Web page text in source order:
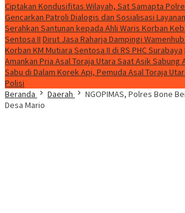
Ciptakan Kondusifitas Wilayah, Sat Samapta
Gencarkan Patroli Dialogis dan Sosialisasi
Serahkan Santunan kepada Ahli Waris Korban
Sentosa II Dirut Jasa Raharja Dampingi
Korban KM Mutiara Sentosa II di RS PHC Surabaya
Amankan Pria Asal Toraja Utara Saat Asik Sabung
Sabu di Dalam Korek Api, Pemuda Asal Toraja
Polisi
Beranda
Daerah
NGOPIMAS, Polres Bone
Desa Mario